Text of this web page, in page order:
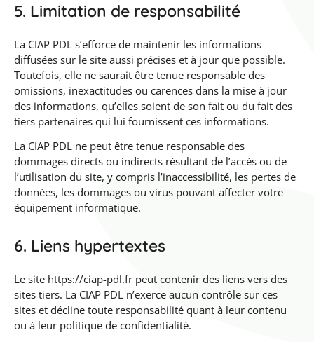
5. Limitation de responsabilité
La CIAP PDL s’efforce de maintenir les informations
diffusées sur le site aussi précises et à jour que possible.
Toutefois, elle ne saurait être tenue responsable des
omissions, inexactitudes ou carences dans la mise à jour
des informations, qu’elles soient de son fait ou du fait des
tiers partenaires qui lui fournissent ces informations.
La CIAP PDL ne peut être tenue responsable des
dommages directs ou indirects résultant de l’accès ou de
l’utilisation du site, y compris l’inaccessibilité, les pertes de
données, les dommages ou virus pouvant affecter votre
équipement informatique.
6. Liens hypertextes
Le site https://ciap-pdl.fr peut contenir des liens vers des
sites tiers. La CIAP PDL n’exerce aucun contrôle sur ces
sites et décline toute responsabilité quant à leur contenu
ou à leur politique de confidentialité.